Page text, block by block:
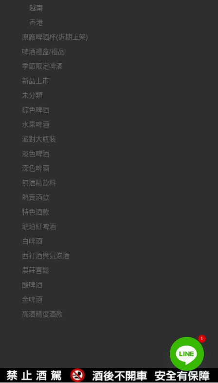
越南
香港
原廠啤酒杯(近期上架)
啤酒禮盒/禮品
季節限定啤酒
新品上市
未分類
棕色啤酒
水果啤酒
派對大瓶裝
淡色啤酒
深色啤酒
無酒精飲料
熱賣酒款
特色酒款
琥珀紅啤酒
白啤酒
西打酒與氣泡酒
農莊喜鬆
酸啤酒
金啤酒
高酒精度酒款
1